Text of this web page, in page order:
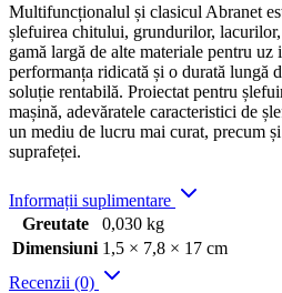
Multifuncționalul și clasicul Abranet
șlefuirea chitului, grundurilor,
gamă largă de alte materiale pentru
performanța ridicată și o durată lungă
soluție rentabilă. Proiectat pentru
mașină, adevăratele caracteristici de
un mediu de lucru mai curat, precum
suprafeței.
Informații suplimentare
Greutate
0,030 kg
Dimensiuni 1,5 × 7,8 × 17 cm
Recenzii (0)